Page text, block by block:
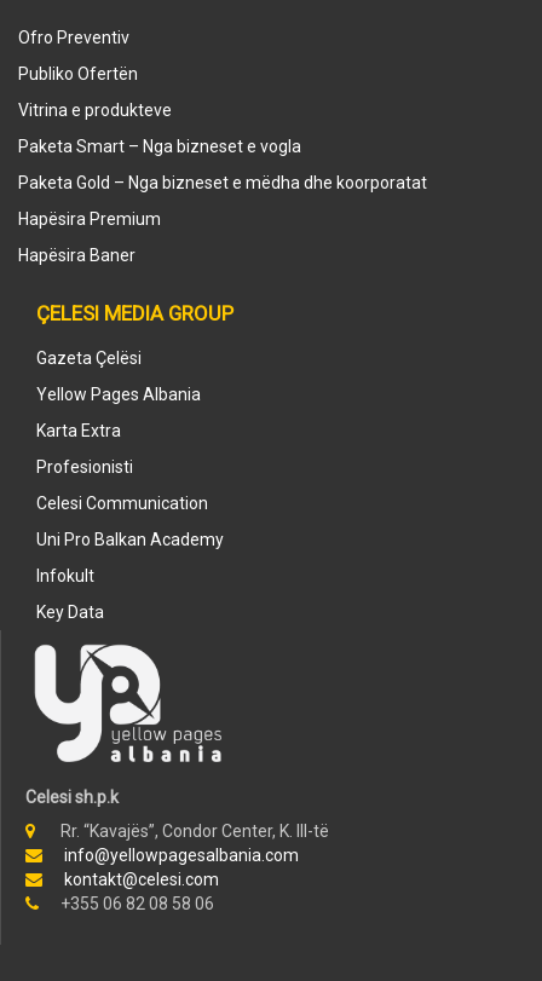
Ofro Preventiv
Publiko Ofertën
Vitrina e produkteve
Paketa Smart – Nga bizneset e vogla
Paketa Gold – Nga bizneset e mëdha dhe koorporatat
Hapësira Premium
Hapësira Baner
ÇELESI MEDIA GROUP
Gazeta Çelësi
Yellow Pages Albania
Karta Extra
Profesionisti
Celesi Communication
Uni Pro Balkan Academy
Infokult
Key Data
Celesi sh.p.k
Rr. “Kavajës”, Condor Center, K. III-të
info@yellowpagesalbania.com
kontakt@celesi.com
+355 06 82 08 58 06